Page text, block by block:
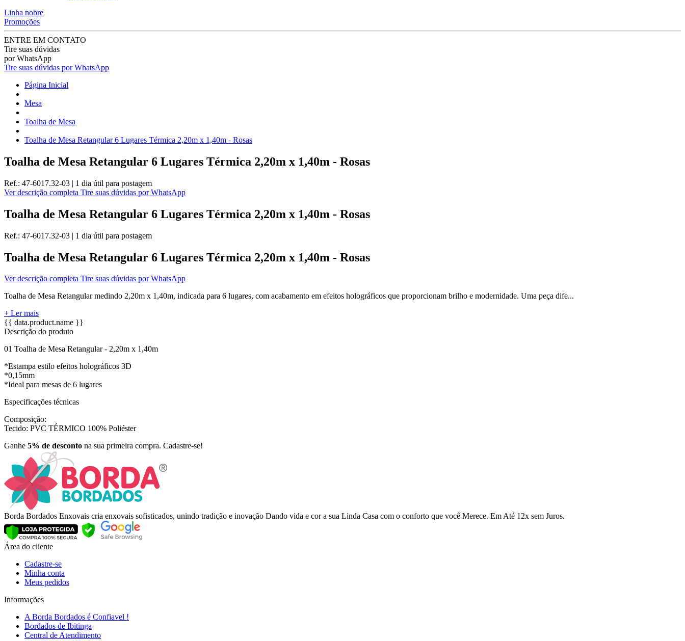
Linha nobre
Promoções
ENTRE EM CONTATO
Tire suas dúvidas
por WhatsApp
Tire suas dúvidas por WhatsApp
Página Inicial
Mesa
Toalha de Mesa
Toalha de Mesa Retangular 6 Lugares Térmica 2,20m x 1,40m - Rosas
Toalha de Mesa Retangular 6 Lugares Térmica 2,20m x 1,40m - Rosas
Ref.: 47-6017.32-03 | 1 dia útil para postagem
Ver descrição completa Tire suas dúvidas por WhatsApp
Toalha de Mesa Retangular 6 Lugares Térmica 2,20m x 1,40m - Rosas
Ref.: 47-6017.32-03 | 1 dia útil para postagem
Toalha de Mesa Retangular 6 Lugares Térmica 2,20m x 1,40m - Rosas
Ver descrição completa Tire suas dúvidas por WhatsApp
Toalha de Mesa Retangular medindo 2,20m x 1,40m, indicada para 6 lugares, com acabamento em efeitos holográficos que proporcionam brilho e modernidade. Uma peça dife...
+ Ler mais
{{ data.product.name }}
Descrição do produto
01 Toalha de Mesa Retangular - 2,20m x 1,40m
*Estampa estilo efeitos holográficos 3D
*0,15mm
*Ideal para mesas de 6 lugares
Especificações técnicas
Composição:
Tecido: PVC TÉRMICO 100% Poliéster
Ganhe 5% de desconto na sua primeira compra. Cadastre-se!
Borda Bordados Enxovais cria enxovais sofisticados, unindo tradição e inovação Dando vida e cor a sua Linda Casa com o conforto que você Merece. Em Até 12x sem Juros.
Área do cliente
Cadastre-se
Minha conta
Meus pedidos
Informações
A Borda Bordados é Confiavel !
Bordados de Ibitinga
Central de Atendimento